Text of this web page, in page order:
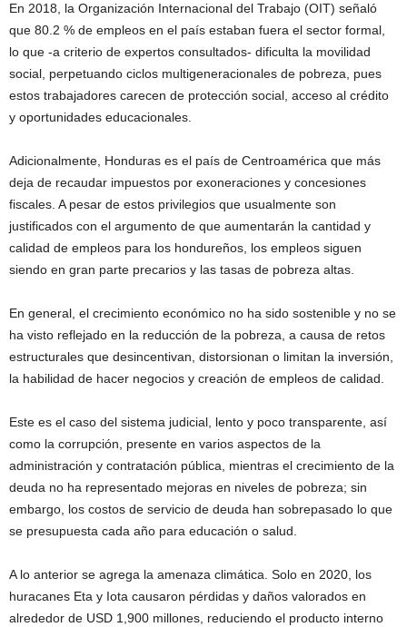
En 2018, la Organización Internacional del Trabajo (OIT) señaló
que 80.2 % de empleos en el país estaban fuera el sector formal,
lo que -a criterio de expertos consultados- dificulta la movilidad
social, perpetuando ciclos multigeneracionales de pobreza, pues
estos trabajadores carecen de protección social, acceso al crédito
y oportunidades educacionales.
Adicionalmente, Honduras es el país de Centroamérica que más
deja de recaudar impuestos por exoneraciones y concesiones
fiscales. A pesar de estos privilegios que usualmente son
justificados con el argumento de que aumentarán la cantidad y
calidad de empleos para los hondureños, los empleos siguen
siendo en gran parte precarios y las tasas de pobreza altas.
En general, el crecimiento económico no ha sido sostenible y no se
ha visto reflejado en la reducción de la pobreza, a causa de retos
estructurales que desincentivan, distorsionan o limitan la inversión,
la habilidad de hacer negocios y creación de empleos de calidad.
Este es el caso del sistema judicial, lento y poco transparente, así
como la corrupción, presente en varios aspectos de la
administración y contratación pública, mientras el crecimiento de la
deuda no ha representado mejoras en niveles de pobreza; sin
embargo, los costos de servicio de deuda han sobrepasado lo que
se presupuesta cada año para educación o salud.
A lo anterior se agrega la amenaza climática. Solo en 2020, los
huracanes Eta y Iota causaron pérdidas y daños valorados en
alrededor de USD 1,900 millones, reduciendo el producto interno